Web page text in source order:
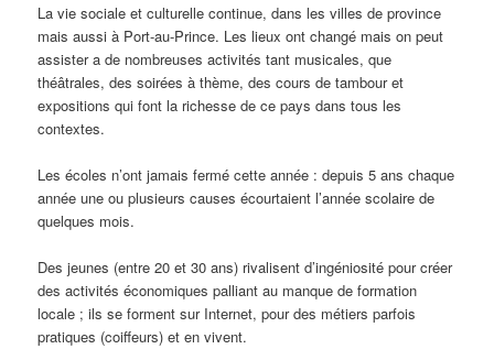
La vie sociale et culturelle continue, dans les villes de province
mais aussi à Port-au-Prince. Les lieux ont changé mais on peut
assister a de nombreuses activités tant musicales, que
théâtrales, des soirées à thème, des cours de tambour et
expositions qui font la richesse de ce pays dans tous les
contextes.
Les écoles n’ont jamais fermé cette année : depuis 5 ans chaque
année une ou plusieurs causes écourtaient l’année scolaire de
quelques mois.
Des jeunes (entre 20 et 30 ans) rivalisent d’ingéniosité pour créer
des activités économiques palliant au manque de formation
locale ; ils se forment sur Internet, pour des métiers parfois
pratiques (coiffeurs) et en vivent.